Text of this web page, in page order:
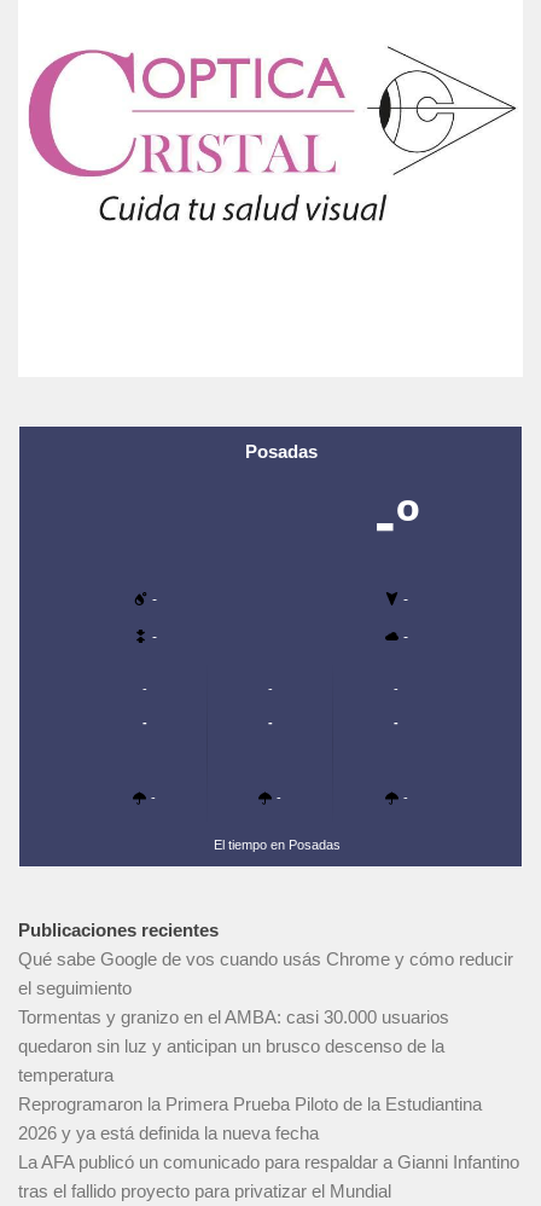
Posadas
-º
- -
- -
-
-
-
-
-
-
-
-
-
El tiempo en Posadas
Publicaciones recientes
Qué sabe Google de vos cuando usás Chrome y cómo reducir
el seguimiento
Tormentas y granizo en el AMBA: casi 30.000 usuarios
quedaron sin luz y anticipan un brusco descenso de la
temperatura
Reprogramaron la Primera Prueba Piloto de la Estudiantina
2026 y ya está definida la nueva fecha
La AFA publicó un comunicado para respaldar a Gianni Infantino
tras el fallido proyecto para privatizar el Mundial